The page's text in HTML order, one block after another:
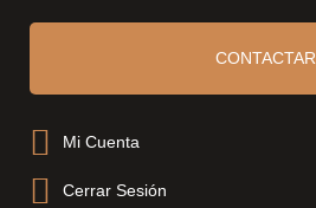
CONTACTAR
Mi Cuenta
Cerrar Sesión